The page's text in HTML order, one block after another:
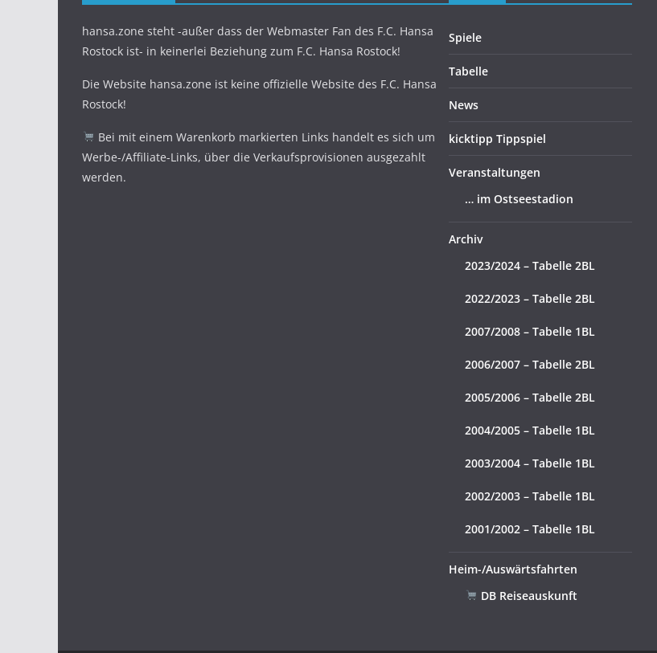
hansa.zone steht -außer dass der Webmaster Fan des F.C. Hansa
Rostock ist- in keinerlei Beziehung zum F.C. Hansa Rostock!
Die Website hansa.zone ist keine offizielle Website des F.C. Hansa
Rostock!
Bei mit einem Warenkorb markierten Links handelt es sich um
Werbe-/Affiliate-Links, über die Verkaufsprovisionen ausgezahlt
werden.
Spiele
Tabelle
News
kicktipp Tippspiel
Veranstaltungen
… im Ostseestadion
Archiv
2023/2024 – Tabelle 2BL
2022/2023 – Tabelle 2BL
2007/2008 – Tabelle 1BL
2006/2007 – Tabelle 2BL
2005/2006 – Tabelle 2BL
2004/2005 – Tabelle 1BL
2003/2004 – Tabelle 1BL
2002/2003 – Tabelle 1BL
2001/2002 – Tabelle 1BL
Heim-/Auswärtsfahrten
DB Reiseauskunft